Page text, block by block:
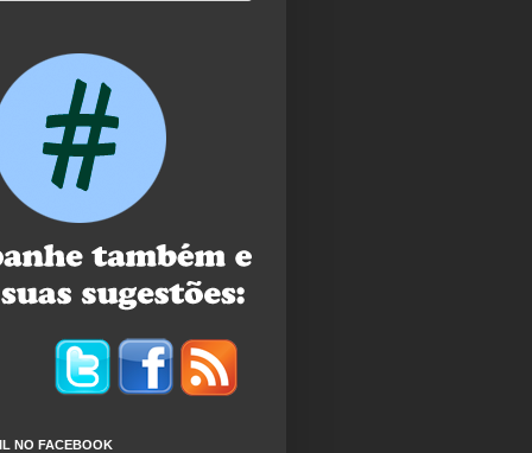
NO FACEBOOK